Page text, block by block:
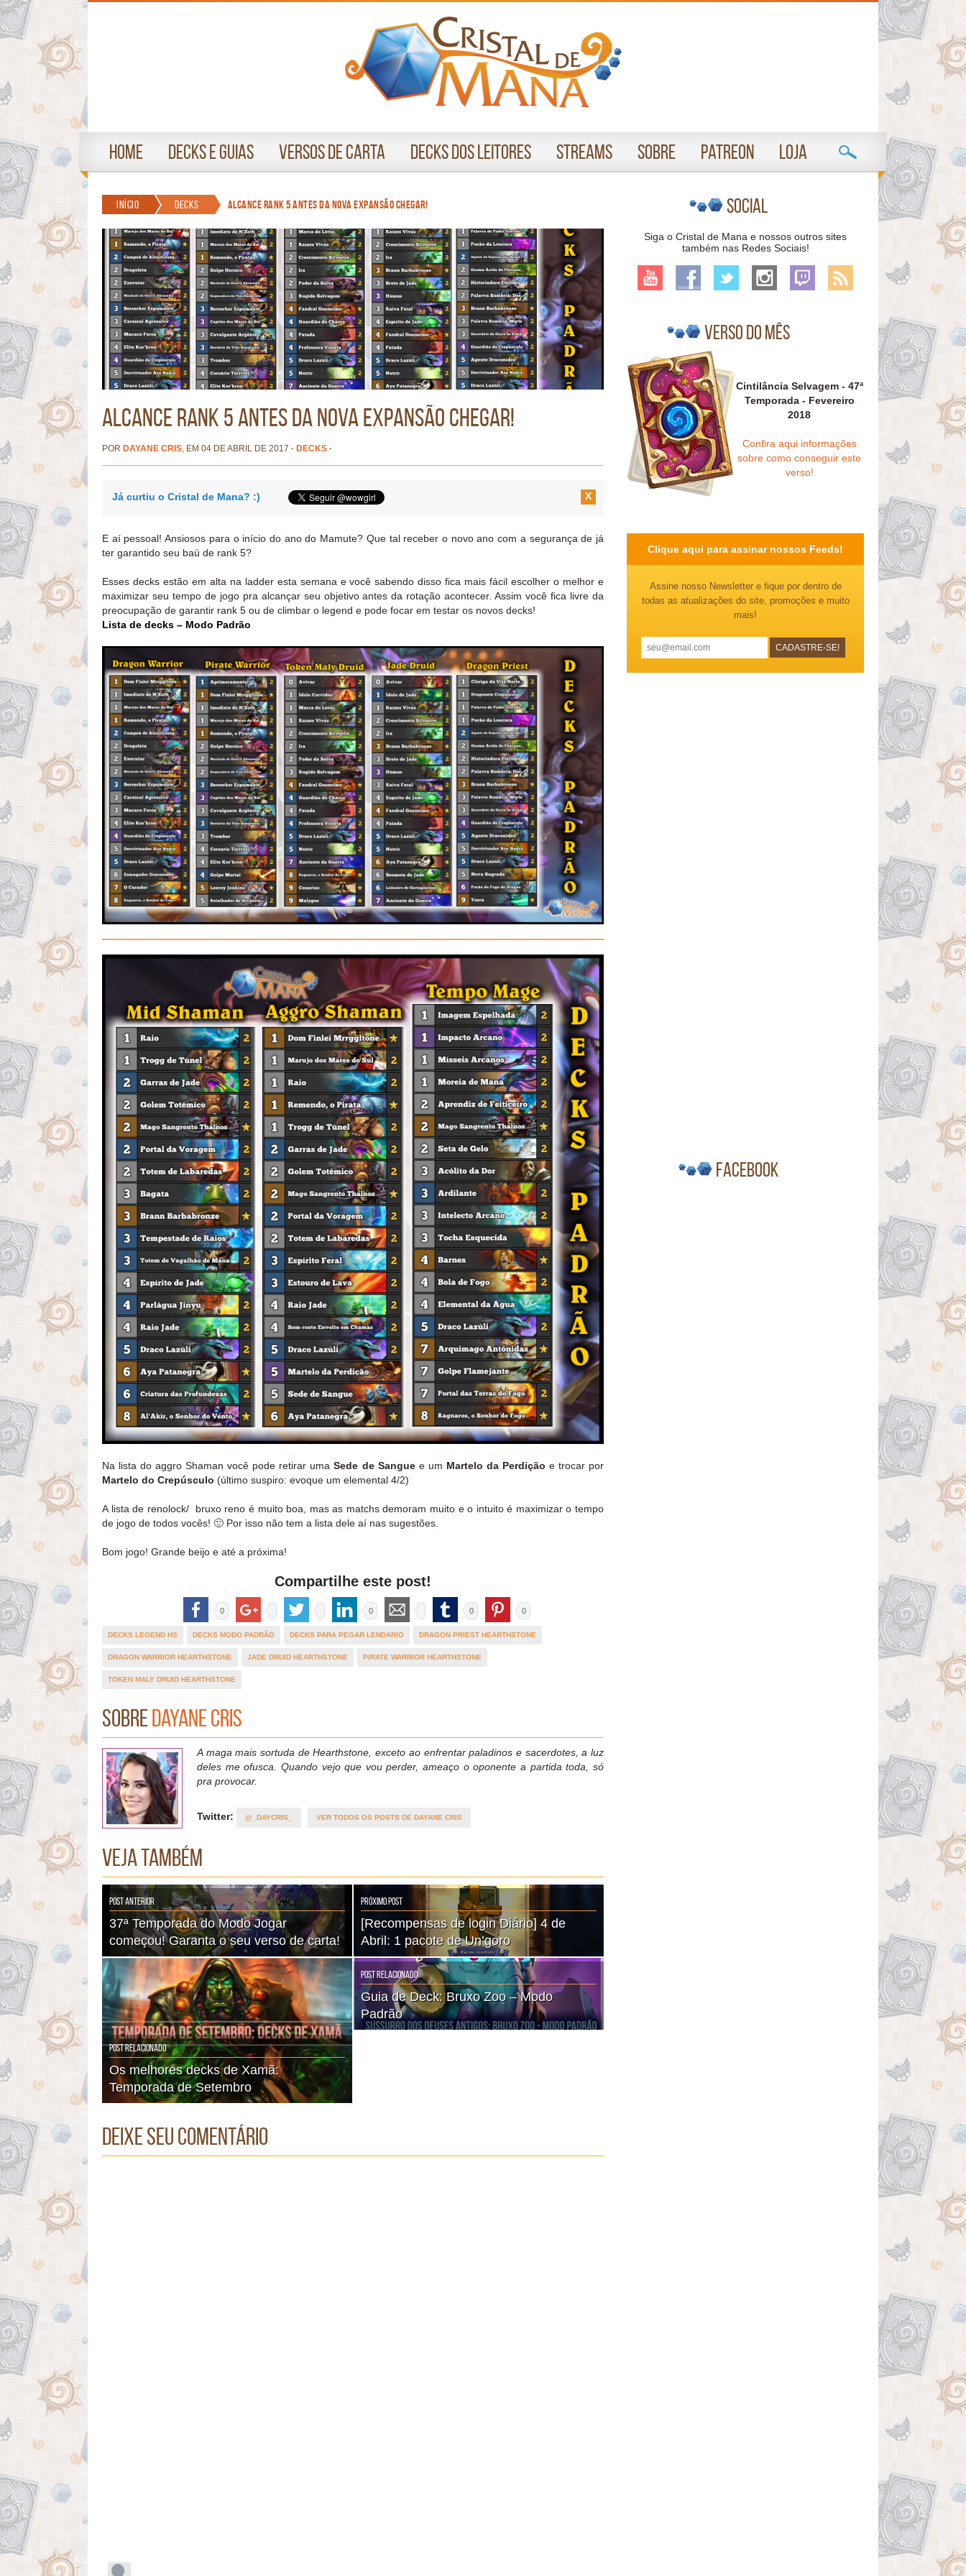
Home Decks e Guias Versos de Carta Decks dos Leitores Streams Sobre Patreon Loja
Início Decks Alcance rank 5 antes da nova expansão chegar!
Alcance rank 5 antes da nova expansão chegar!
POR DAYANE CRIS, EM 04 DE ABRIL DE 2017 · DECKS ·
Já curtiu o Cristal de Mana? :) X
E aí pessoal! Ansiosos para o início do ano do Mamute? Que tal receber o novo ano com a segurança de já
ter garantido seu baú de rank 5?
Esses decks estão em alta na ladder esta semana e você sabendo disso fica mais fácil escolher o melhor e
maximizar seu tempo de jogo pra alcançar seu objetivo antes da rotação acontecer. Assim você fica livre da
preocupação de garantir rank 5 ou de climbar o legend e pode focar em testar os novos decks!
Lista de decks – Modo Padrão
Na lista do aggro Shaman você pode retirar umaSede de Sanguee um Martelo da Perdição e trocar por
Martelo do Crepúsculo (último suspiro: evoque um elemental 4/2)
A lista de renolock/ bruxo reno é muito boa, mas as matchs demoram muito e o intuito é maximizar o tempo
de jogo de todos vocês! 🙂 Por isso não tem a lista dele aí nas sugestões.
Bom jogo! Grande beijo e até a próxima!
Compartilhe este post!
0 0 0 0
DECKS LEGEND HS DECKS MODO PADRÃO DECKS PARA PEGAR LENDARIO DRAGON PRIEST HEARTHSTONE
DRAGON WARRIOR HEARTHSTONE JADE DRUID HEARTHSTONE PIRATE WARRIOR HEARTHSTONE
TOKEN MALY DRUID HEARTHSTONE
SobreDayane Cris
A maga mais sortuda de Hearthstone, exceto ao enfrentar paladinos e sacerdotes, a luz
deles me ofusca. Quando vejo que vou perder, ameaço o oponente a partida toda, só
pra provocar.
Twitter: @_DAYCRIS_ VER TODOS OS POSTS DE DAYANE CRIS
Veja também
Post Anterior
37ª Temporada do Modo Jogar
começou! Garanta o seu verso de carta!
Próximo Post
[Recompensas de login Diário] 4 de
Abril: 1 pacote de Un’goro
Post Relacionado
Os melhores decks de Xamã:
Temporada de Setembro
Post Relacionado
Guia de Deck: Bruxo Zoo – Modo
Padrão
Deixe seu comentário
Social
Siga o Cristal de Mana e nossos outros sites
também nas Redes Sociais!
Verso do mês
Cintilância Selvagem - 47ª
Temporada - Fevereiro
2018
Confira aqui informações
sobre como conseguir este
verso!
Clique aqui para assinar nossos Feeds!
Assine nosso Newsletter e fique por dentro de
todas as atualizações do site, promoções e muito
mais!
Facebook